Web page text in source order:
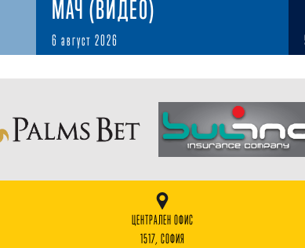
МАЧ (ВИДЕО)
6 август 2026
ЦЕНТРАЛЕН ОФИС
1517, СОФИЯ